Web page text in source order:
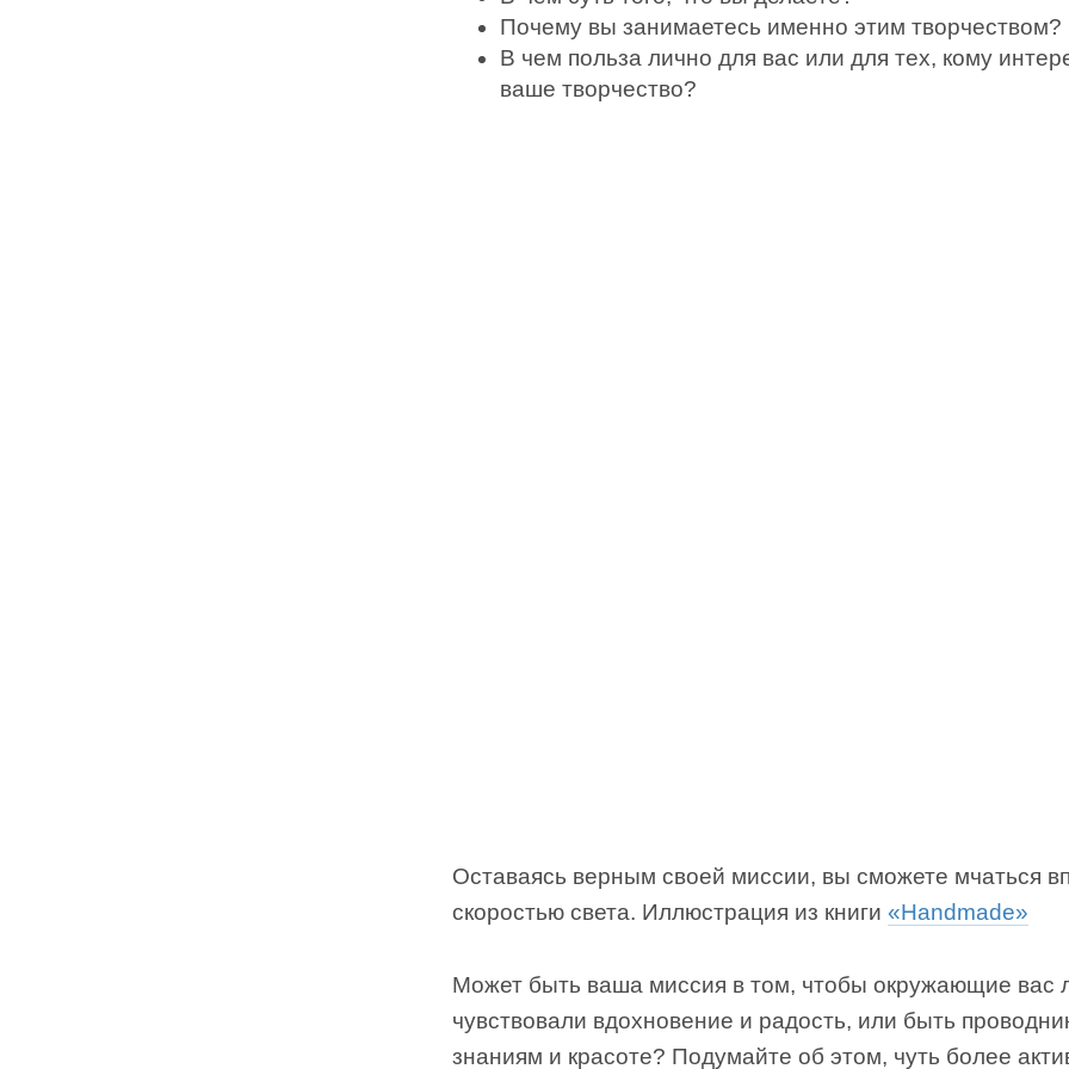
Почему вы занимаетесь именно этим творчеством?
В чем польза лично для вас или для тех, кому
ваше творчество?
Оставаясь верным своей миссии, вы сможете мчаться
скоростью света. Иллюстрация из книги «Handmade»
Может быть ваша миссия в том, чтобы окружающие вас
чувствовали вдохновение и радость, или быть
знаниям и красоте? Подумайте об этом, чуть более